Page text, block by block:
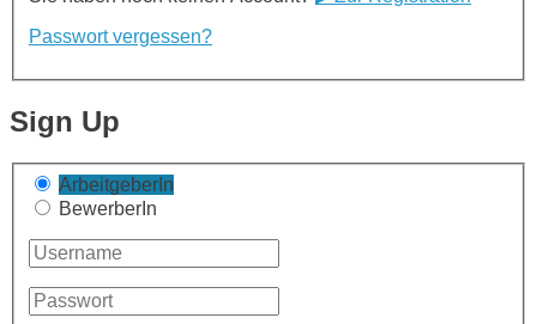
Passwort vergessen?
Sign Up
ArbeitgeberIn
BewerberIn